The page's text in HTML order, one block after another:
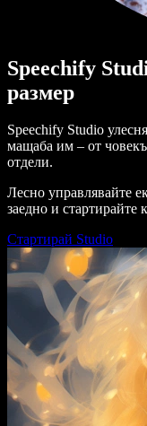
Speechify
размер
Speechify Studio
мащаба им – от
отдели.
Лесно управлявайте
заедно и стартирайте
Стартирай Studio